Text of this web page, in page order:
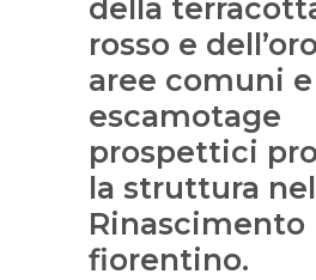
della
rosso e
aree comuni
escamotage
prospettici
la struttura nel
Rinascimento
fiorentino.